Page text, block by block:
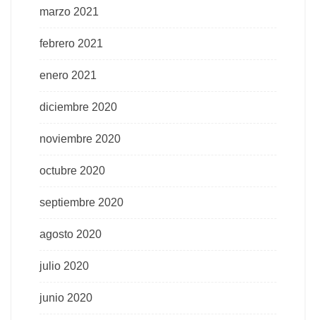
marzo 2021
febrero 2021
enero 2021
diciembre 2020
noviembre 2020
octubre 2020
septiembre 2020
agosto 2020
julio 2020
junio 2020